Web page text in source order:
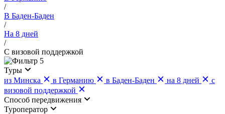
/
В Баден-Баден
/
На 8 дней
/
С визовой поддержкой
5
Туры
из Минска
в Германию в Баден-Баден на 8 дней
с
визовой поддержкой
Cпособ передвижения
Туроператор